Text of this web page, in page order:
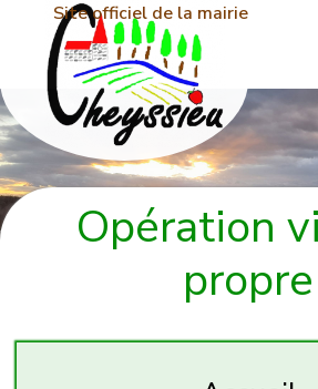
Site officiel de la mairie
Opération
propre